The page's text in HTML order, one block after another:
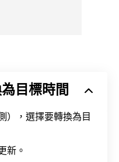
目標時間
），選擇要轉換為目
新。